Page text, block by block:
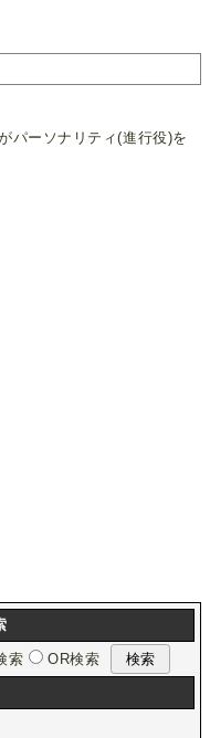
パーソナリティ(進行役)を
索
OR検索